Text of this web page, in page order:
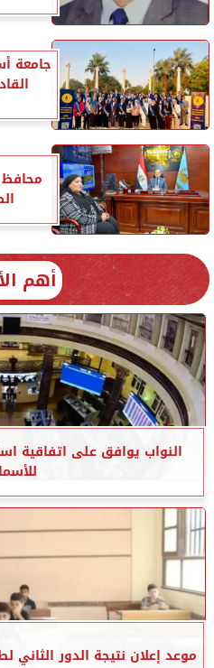
جامعة
محافظ
أهم
النواب يوافق على اتفاقية
موعد إعلان نتيجة الدور الثاني